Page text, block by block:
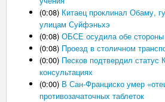
(0:08) Китаец проклинал Обаму,
улицам Суйфэньхэ
(0:08) ОБСЕ осудила обе
(0:08) Проезд в столичном
(0:00) Песков подтвердил статус
консультациях
(0:00) В Сан-Франциско умер
противозачаточных таблеток